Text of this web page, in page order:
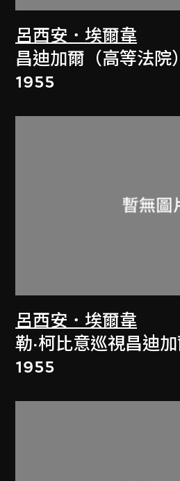
呂西安．埃爾韋
昌迪加爾（高等法院）
1955
呂西安．埃爾韋
勒·柯比意巡視昌迪
1955